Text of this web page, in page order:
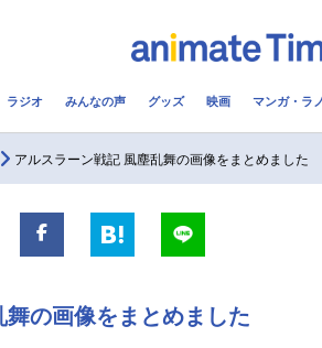
実写化映画一覧
ラジオ みんなの声 グッズ 映画 マンガ・ラ
アルスラーン戦記 風塵乱舞の画像をまとめました
の画像をまとめました